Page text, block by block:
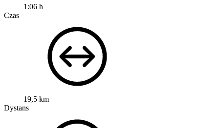
1:06 h
Czas
19,5 km
Dystans